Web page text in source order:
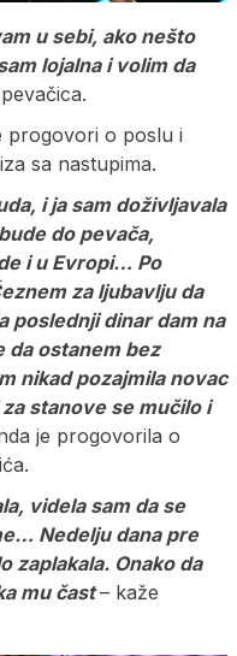
u sebi, ako nešto
lojalna i volim da
progovori o poslu i
sa nastupima.
i ja sam doživljavala
do pevača,
i u Evropi… Po
za ljubavlju da
poslednji dinar dam na
da ostanem bez
nikad pozajmila novac
stanove se mučilo i
je progovorila o
videla sam da se
Nedelju dana pre
zaplakala. Onako da
mu čast– kaže